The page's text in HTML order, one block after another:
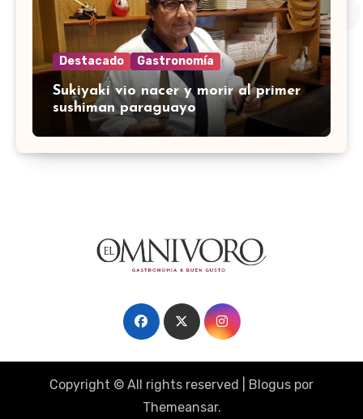
Destacado Gastronomía
Sukiyaki vio nacer y morir al primer
sushiman paraguayo
Copyright © All rights reserved Blogus por
Themeansar.